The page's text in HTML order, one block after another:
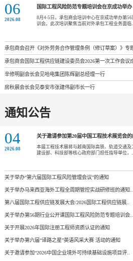
06
2026.08
国际工程风险防范专题培训会在京成功举办
8月4-5日，承包商会培训中心在京成功举办第
训会。此次培训聚焦当前对外承包工程业务面临..
承包商会召开《对外劳务合作管理条例（修订草案）》专
承包商会国际工程供应链建设委员会2026第一次工作会议
辛修明副会长会见哈电集团陈辉副总经理一行
房秋晨会长会见泰安市张建伟副市长一行
通知公告
04
2026.08
关于邀请参加第20届中国工程技术展览会的
本届工程技术展将与越南国际高铁、轨道交通
建设部、科技部等核心政府部门担任指导单位，..
关于举办“第六届国际工程风险管理会议”的通知
关于举办马来西亚海外工程全周期管控实战研修班的通知..
第八届国际工程供应链发展大会/2026国际工程供应链展..
关于举办第56期行业公开课国际工程风险防范专题培训会..
关于开展2026年国际注册工程师资质认证的通知
关于举办第六届“译路之星”英语风采大赛 活动的通知
关于邀请参加“2026中国企业境外可持续基础设施项目评..